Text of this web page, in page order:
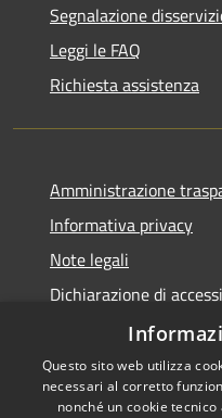
Segnalazione
Leggi le FAQ
Richiesta assistenza
Amministrazione
Informativa privacy
Note legali
Dichiarazione di
Informative Privacy
Questo sito web utilizza
necessari al corretto
nonché un cookie